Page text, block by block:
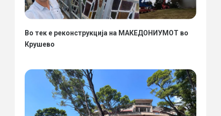
Во тек е реконструкција на МАКЕДОНИУМОТ во
Крушево